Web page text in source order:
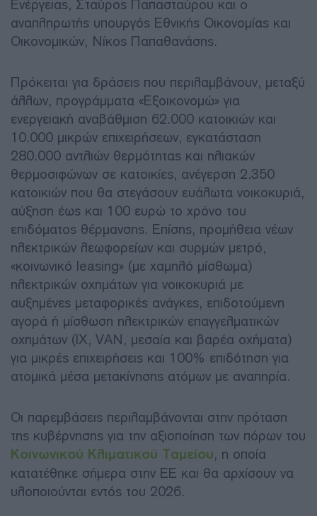
Ενέργειας, Σταύρος Παπασταύρου και ο
αναπληρωτής υπουργός Εθνικής Οικονομίας και
Οικονομικών, Νίκος Παπαθανάσης.
Πρόκειται για δράσεις που περιλαμβάνουν, μεταξύ
άλλων, προγράμματα «Εξοικονομώ» για
ενεργειακή αναβάθμιση 62.000 κατοικιών και
10.000 μικρών επιχειρήσεων, εγκατάσταση
280.000 αντλιών θερμότητας και ηλιακών
θερμοσιφώνων σε κατοικίες, ανέγερση 2.350
κατοικιών που θα στεγάσουν ευάλωτα νοικοκυριά,
αύξηση έως και 100 ευρώ το χρόνο του
επιδόματος θέρμανσης. Επίσης, προμήθεια νέων
ηλεκτρικών λεωφορείων και συρμών μετρό,
«κοινωνικό leasing» (με χαμηλό μίσθωμα)
ηλεκτρικών οχημάτων για νοικοκυριά με
αυξημένες μεταφορικές ανάγκες, επιδοτούμενη
αγορά ή μίσθωση ηλεκτρικών επαγγελματικών
οχημάτων (ΙΧ, VAN, μεσαία και βαρέα οχήματα)
για μικρές επιχειρήσεις και 100% επιδότηση για
ατομικά μέσα μετακίνησης ατόμων με αναπηρία.
Οι παρεμβάσεις περιλαμβάνονται στην πρόταση
της κυβέρνησης για την αξιοποίηση των πόρων του
Κοινωνικού Κλιματικού Ταμείου, η οποία
κατατέθηκε σήμερα στην ΕΕ και θα αρχίσουν να
υλοποιούνται εντός του 2026.